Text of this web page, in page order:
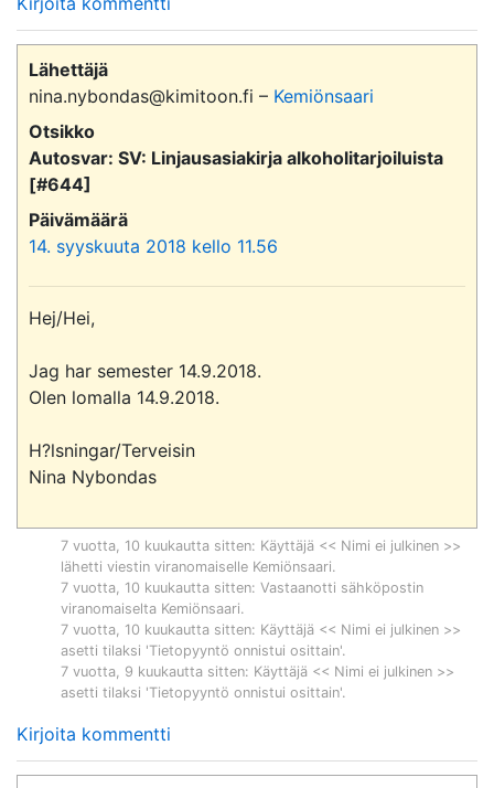
Lähettäjä
nina.nybondas@kimitoon.fi – Kemiönsaari
Otsikko
Autosvar: SV: Linjausasiakirja alkoholitarjoiluista
[#644]
Päivämäärä
14. syyskuuta 2018 kello 11.56
Hej/Hei,
Jag har semester 14.9.2018.
Olen lomalla 14.9.2018.
H?lsningar/Terveisin
Nina Nybondas
7 vuotta, 10 kuukautta sitten: Käyttäjä << Nimi ei julkinen >>
lähetti viestin viranomaiselle Kemiönsaari.
7 vuotta, 10 kuukautta sitten: Vastaanotti sähköpostin
viranomaiselta Kemiönsaari.
7 vuotta, 10 kuukautta sitten: Käyttäjä << Nimi ei julkinen >>
asetti tilaksi 'Tietopyyntö onnistui osittain'.
7 vuotta, 9 kuukautta sitten: Käyttäjä << Nimi ei julkinen >>
asetti tilaksi 'Tietopyyntö onnistui osittain'.
Kirjoita kommentti